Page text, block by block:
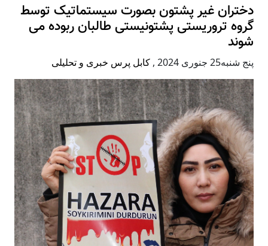
دختران غیر پشتون بصورت سیستماتیک توسط
گروه تروریستی پشتونیستی طالبان ربوده می
شوند
پنج شنبه25 جنوری 2024 , کابل پرس خبری و تحلیلی